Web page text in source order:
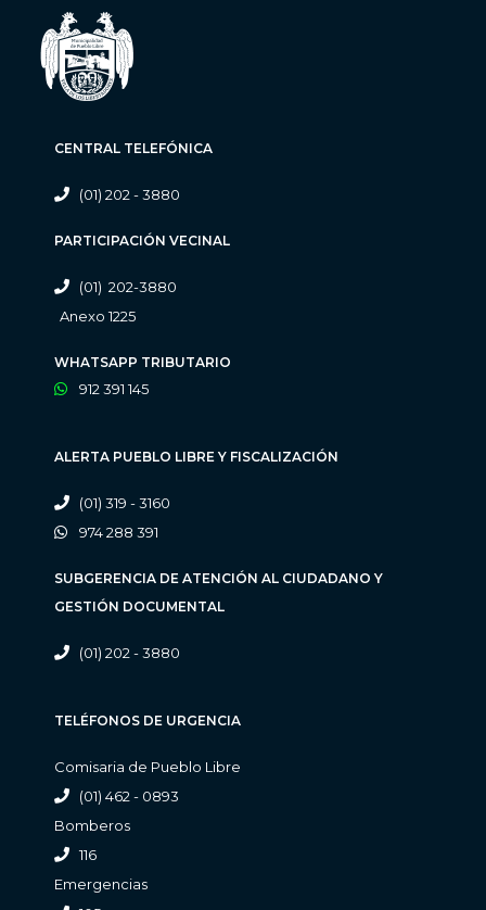
CENTRAL TELEFÓNICA
(01) 202 - 3880
PARTICIPACIÓN VECINAL
(01) 202-3880
Anexo 1225
WHATSAPP TRIBUTARIO
912 391 145
ALERTA PUEBLO LIBRE Y FISCALIZACIÓN
(01) 319 - 3160
974 288 391
SUBGERENCIA DE ATENCIÓN AL CIUDADANO Y
GESTIÓN DOCUMENTAL
(01) 202 - 3880
TELÉFONOS DE URGENCIA
Comisaria de Pueblo Libre
(01) 462 - 0893
Bomberos
116
Emergencias